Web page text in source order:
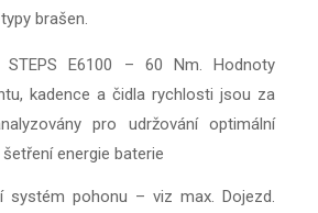
brašen.
STEPS E6100 – 60 Nm. Hodnoty
kadence a čidla rychlosti jsou za
pro udržování optimální
energie baterie
systém pohonu – viz max. Dojezd.